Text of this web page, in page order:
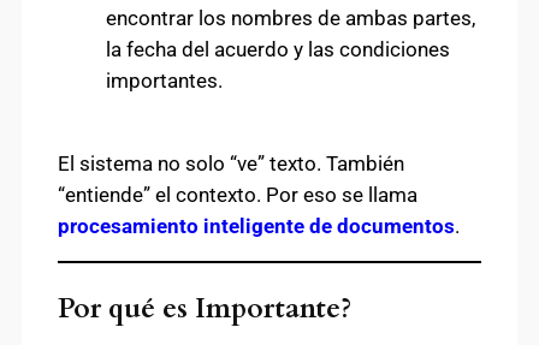
encontrar los nombres de ambas partes,
la fecha del acuerdo y las condiciones
importantes.
El sistema no solo “ve” texto. También
“entiende” el contexto. Por eso se llama
procesamiento inteligente de documentos.
Por qué es Importante?